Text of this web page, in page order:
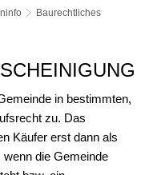
Baurechtliches
in bestimmten,
zu. Das
Käufer erst dann als
die Gemeinde